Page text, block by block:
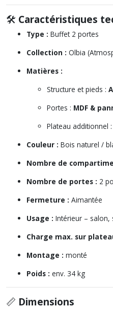
🛠️ Caractéristiques
Type : Buffet 2 portes
Collection : Olbia
Matières :
Structure et pieds :
Portes : MDF &
Plateau additionnel
Couleur : Bois naturel /
Nombre de
Nombre de portes : 2
Fermeture : Aimantée
Usage : Intérieur – salon,
Charge max. sur
Montage : monté
Poids : env. 34 kg
📏 Dimensions